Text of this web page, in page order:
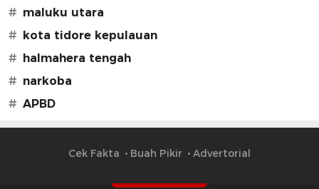
# maluku utara
# kota tidore kepulauan
# halmahera tengah
# narkoba
# APBD
Cek Fakta Buah Pikir Advertorial